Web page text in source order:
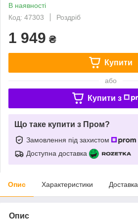
В наявності
Код: 47303
Роздріб
1 949 ₴
Купити
або
Купити з
Що таке купити з Пром?
Замовлення під захистом
Доступна доставка
Опис Характеристики Доставка
Опис